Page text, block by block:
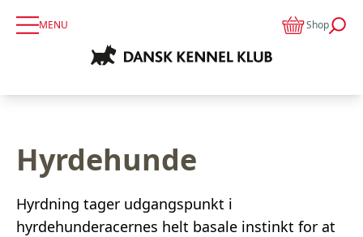
MENU Shop
Hyrdehunde
Hyrdning tager udgangspunkt i
hyrdehunderacernes helt basale instinkt for at